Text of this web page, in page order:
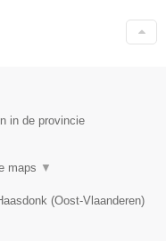
in de provincie
maps ▼
(Oost-Vlaanderen)